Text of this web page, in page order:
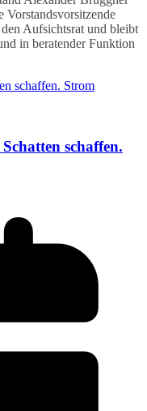
Vorstandsvorsitzende
Aufsichtsrat und bleibt
in beratender Funktion
schaffen.